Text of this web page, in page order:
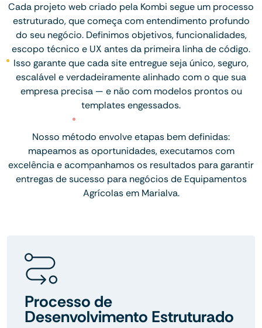
Cada projeto web criado pela Kombi segue um processo
estruturado, que começa com entendimento profundo
do seu negócio. Definimos objetivos, funcionalidades,
escopo técnico e UX antes da primeira linha de código.
Isso garante que cada site entregue seja único, seguro,
escalável e verdadeiramente alinhado com o que sua
empresa precisa — e não com modelos prontos ou
templates engessados.
Nosso método envolve etapas bem definidas:
mapeamos as oportunidades, executamos com
excelência e acompanhamos os resultados para garantir
entregas de sucesso para negócios de Equipamentos
Agrícolas em Marialva.
Processo de
Desenvolvimento Estruturado